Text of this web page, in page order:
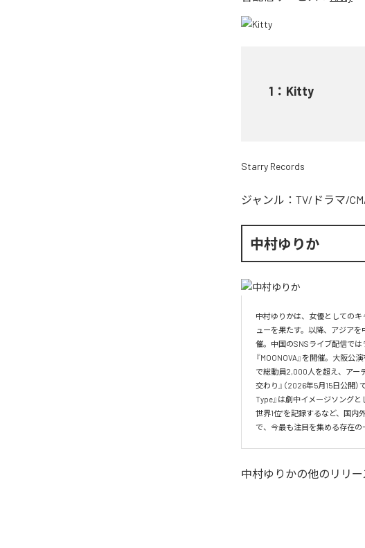
1 ： Kitty
Starry Records
ジャンル： TV/ドラマ/
中村ゆりか
中村ゆりかは、女優としての
ューを果たす。以降、アジア
催。中国のSNSライブ配信で
『MOONOVA』を開催。大阪
で総動員2,000人を超え、アー
交わり』（2026年5月15日公開
Type』は劇中イメージソング
世界1位”を記録するなど、国
で、今最も注目を集める存在の
中村ゆりかの他のリリー